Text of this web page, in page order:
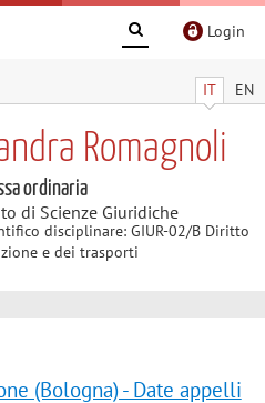
Login
IT EN
Romagnoli
ordinaria
di Scienze Giuridiche
disciplinare: GIUR-02/B Diritto
e dei trasporti
(Bologna) - Date appelli